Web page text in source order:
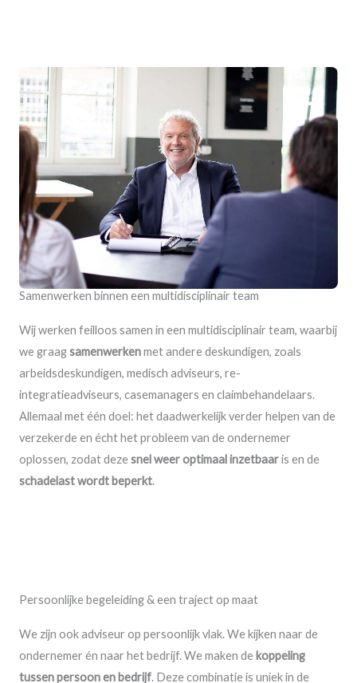
Samenwerken binnen een multidisciplinair team
Wij werken feilloos samen in een multidisciplinair team, waarbij
we graagsamenwerkenmet andere deskundigen, zoals
arbeidsdeskundigen, medisch adviseurs, re-
integratieadviseurs, casemanagers en claimbehandelaars.
Allemaal met één doel: het daadwerkelijk verder helpen van de
verzekerde en écht het probleem van de ondernemer
oplossen, zodat dezesnel weer optimaal inzetbaaris en de
schadelast wordt beperkt.
Persoonlijke begeleiding & een traject op maat
We zijn ook adviseur op persoonlijk vlak. We kijken naar de
ondernemer én naar het bedrijf. We maken de koppeling
tussen persoon en bedrijf. Deze combinatie is uniek in de